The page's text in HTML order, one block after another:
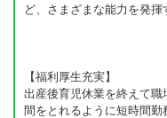
ど、さまざまな能力を発揮
【福利厚生充実】
出産後育児休業を終えて
間をとれるように短時間